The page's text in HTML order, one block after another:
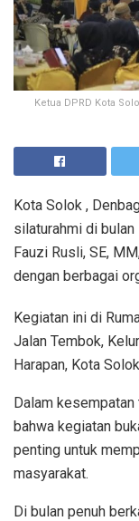
Ketua DPRD Kota
Kota Solok ,
silaturahmi di bulan
Fauzi Rusli, SE,
dengan berbagai
Kegiatan ini di
Jalan Tembok,
Harapan, Kota
Dalam
bahwa kegiatan
penting untuk
masyarakat.
Di bulan penuh